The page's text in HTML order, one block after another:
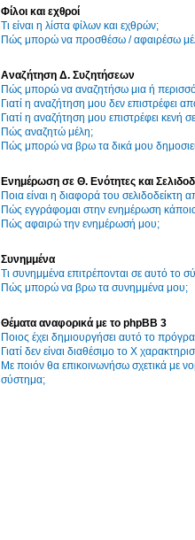
Φίλοι και εχθροί
Τι είναι η λίστα φίλων και εχθρών;
Πώς μπορώ να προσθέσω / αφαιρέσω
Αναζήτηση Δ. Συζητήσεων
Πώς μπορώ να αναζητήσω μια ή
Γιατί η αναζήτηση μου δεν επιστρέφει
Γιατί η αναζήτηση μου επιστρέφει κενή
Πώς αναζητώ μέλη;
Πώς μπορώ να βρω τα δικά μου
Ενημέρωση σε Θ. Ενότητες και
Ποια είναι η διαφορά του σελιδοδείκτη
Πώς εγγράφομαι στην ενημέρωση
Πώς αφαιρώ την ενημέρωσή μου;
Συνημμένα
Τι συνημμένα επιτρέπονται σε αυτό το
Πώς μπορώ να βρω τα συνημμένα μου;
Θέματα αναφορικά με το phpBB 3
Ποιος έχει δημιουργήσει αυτό το
Γιατί δεν είναι διαθέσιμο το Χ
Με ποιόν θα επικοινωνήσω σχετικά με
σύστημα;